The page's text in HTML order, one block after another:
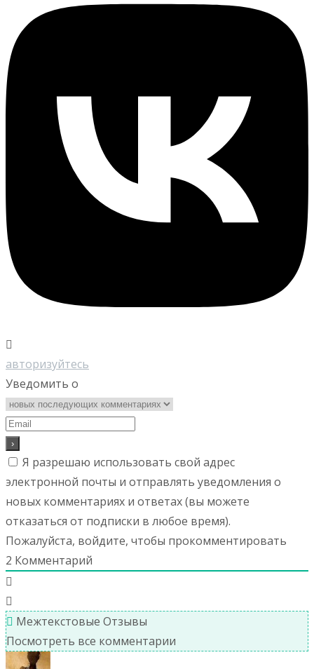
авторизуйтесь
Уведомить о
Я разрешаю использовать свой адрес
электронной почты и отправлять уведомления о
новых комментариях и ответах (вы можете
отказаться от подписки в любое время).
Пожалуйста, войдите, чтобы прокомментировать
2 Комментарий
Межтекстовые Отзывы
Посмотреть все комментарии